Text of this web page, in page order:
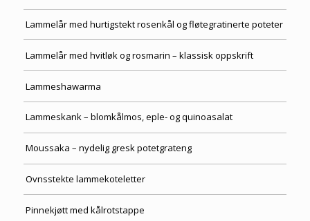
Lammelår med hurtigstekt rosenkål og fløtegratinerte poteter
Lammelår med hvitløk og rosmarin – klassisk oppskrift
Lammeshawarma
Lammeskank – blomkålmos, eple- og quinoasalat
Moussaka – nydelig gresk potetgrateng
Ovnsstekte lammekoteletter
Pinnekjøtt med kålrotstappe